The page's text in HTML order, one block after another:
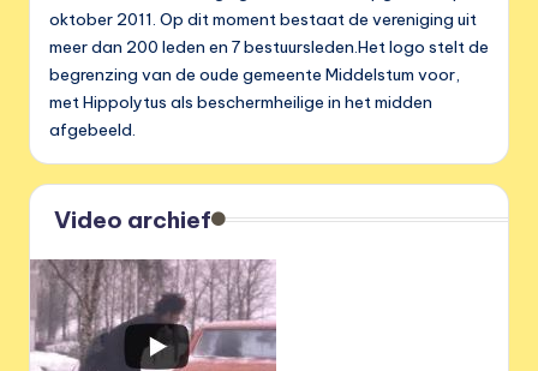
oktober 2011. Op dit moment bestaat de vereniging uit
meer dan 200 leden en 7 bestuursleden.Het logo stelt de
begrenzing van de oude gemeente Middelstum voor,
met Hippolytus als beschermheilige in het midden
afgebeeld.
Video archief